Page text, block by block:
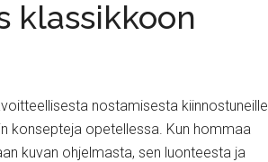
klassikkoon
nostamisesta kiinnostuneille
konsepteja opetellessa. Kun hommaa
kuvan ohjelmasta, sen luonteesta ja